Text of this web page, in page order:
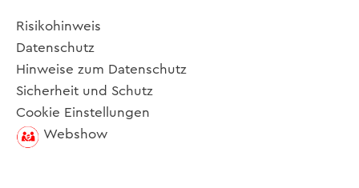
Risikohinweis
Datenschutz
Hinweise zum Datenschutz
Sicherheit und Schutz
Cookie Einstellungen
Webshow